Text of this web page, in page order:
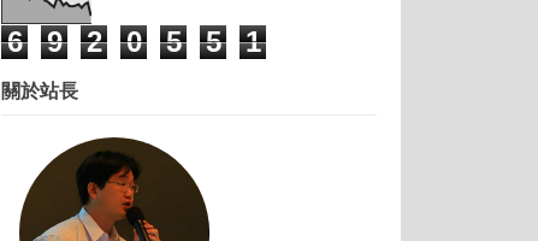
6 9 2 0 5 5 1
關於站長